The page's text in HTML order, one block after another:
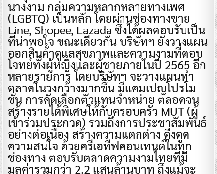
นางงาม กลุ่มความหลากหลายทางเพศ
(LGBTQ) เป็นหลัก โดยผ่านช่องทางขาย
Line, Shopee, Lazada ซึ่งได้ผลตอบรับเป็น
ที่น่าพอใจ ขณะเดียวกัน บริษัทฯ ยังวางแผน
ออกสินค้าดูแลสุขภาพและความงามที่ตอบ
โจทย์ทั้งผู้หญิงและผู้ชายภายในปี 2565 อีก
หลายรายการ โดยบริษัทฯ จะวางแผนทำ
ตลาดในวงกว้างมากขึ้น มีแคมเปญโปรโม
ชั่น การคัดเลือกตัวแทนจำหน่าย ตลอดจน
สร้างรายได้พิเศษให้กับครอบครัว MUT (ผู้
เข้าร่วมประกวด) รวมถึงการประชาสัมพันธ์
อย่างต่อเนื่อง สร้างความแตกต่าง ดึงดูด
ความสนใจ ด้วยครีเอทีฟคอนเทนต์ในทุก
ช่องทาง ตอบรับตลาดความงามไทยที่มี
มูลค่ารวมกว่า 2.2 แสนล้านบาท ถึงแม้จะ